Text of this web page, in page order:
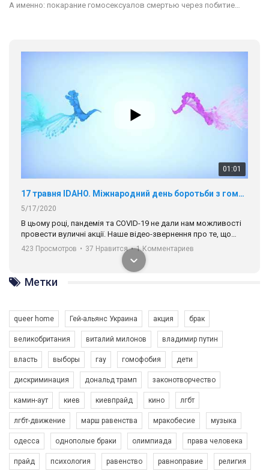
А именно: покарание гомосексуалов смертью через побитие…
01:01
17 травня IDAHO. Міжнародний день боротьби з гомофобією трансфобією і біфобія.
5/17/2020
В цьому році, пандемія та COVІD-19 не дали нам можливості
провести вуличні акції. Наше відео-звернення про те, що
навіть коли ми у різних містах та не можемо зустрінеться, ми
разом. Ми закликаємо всіх хто поділяє цінності рівності та
солідарності, приєднатися до нас. Регіональні підрозділи
ГАУ є в 16 областях України.
Разом наш голос лунає гучніше!
423 Просмотров • 37 Нравится • 1 Комментариев
Зупинимо насильство проти ЛГБТ в Україні! Stop violence against LGBT in Ukraine!
6/30/2017
Емоційний та вражаючий промо-ролік на конкурс PACT, який
представляє програму "Гей-альянс Україна" з протидії
Метки
queer home Гей-альянс Украина акция брак
великобритания виталий милонов владимир путин
власть выборы гау гомофобия дети
дискриминация дональд трамп законотворчество
камин-аут киев киевпрайд кино лгбт
лгбт-движение марш равенства мракобесие музыка
одесса однополые браки олимпиада права человека
прайд психология равенство равноправие религия